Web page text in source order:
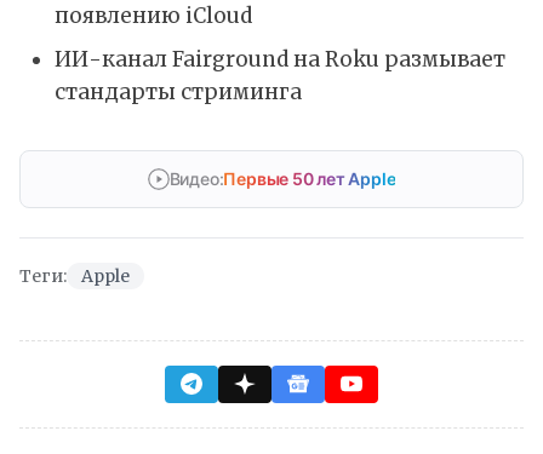
появлению iCloud
ИИ-канал Fairground на Roku размывает
стандарты стриминга
Видео:Первые 50 лет Apple
Теги: Apple